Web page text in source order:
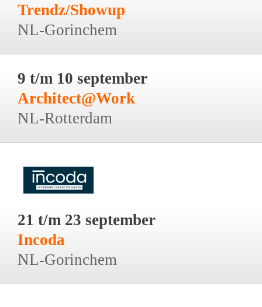
Trendz/Showup
NL-Gorinchem
9 t/m 10 september
Architect@Work
NL-Rotterdam
21 t/m 23 september
Incoda
NL-Gorinchem